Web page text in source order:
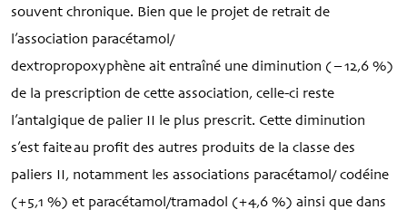
souvent chronique. Bien que le projet de retrait de
l’association paracétamol/
dextropropoxyphène ait entraîné une diminution (−12,6 %)
de la prescription de cette association, celle-ci reste
l’antalgique de palier II le plus prescrit. Cette diminution
s’est faite au profit des autres produits de la classe des
paliers II, notamment les associations paracétamol/ codéine
(+5,1 %) et paracétamol/tramadol (+4,6 %) ainsi que dans